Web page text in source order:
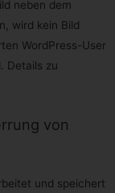
neben dem
wird kein Bild
WordPress-User
Details zu
von
und speichert
Sie hat
anderen
den
Daten
die
Art. 6 Abs. 1
6 Abs. 1
mithilfe
die Verarbeitung
erforderlich ist,
Verantwortlichen